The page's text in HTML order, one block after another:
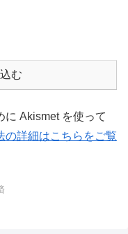
む
に Akismet を使って
の詳細はこちらをご覧